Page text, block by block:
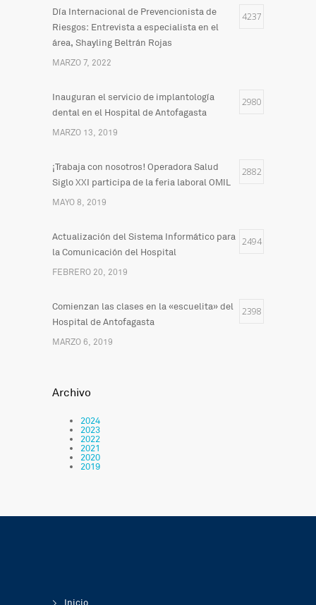
Día Internacional de Prevencionista de
Riesgos: Entrevista a especialista en el
área, Shayling Beltrán Rojas
4237
MARZO 7, 2022
Inauguran el servicio de implantología
dental en el Hospital de Antofagasta
2980
MARZO 13, 2019
¡Trabaja con nosotros! Operadora Salud
Siglo XXI participa de la feria laboral OMIL
2882
MAYO 8, 2019
Actualización del Sistema Informático para
la Comunicación del Hospital
2494
FEBRERO 20, 2019
Comienzan las clases en la «escuelita» del
Hospital de Antofagasta
2398
MARZO 6, 2019
Archivo
2024
2023
2022
2021
2020
2019